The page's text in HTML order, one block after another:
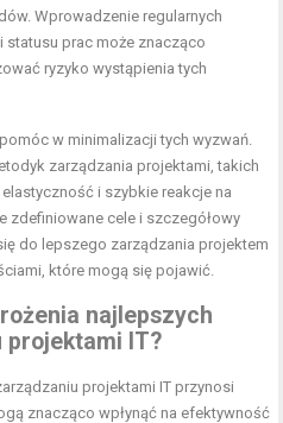
Wprowadzenie regularnych
statusu prac może znacząco
ryzyko wystąpienia tych
w minimalizacji tych wyzwań.
zarządzania projektami, takich
i szybkie reakcje na
zdefiniowane cele i szczegółowy
do lepszego zarządzania projektem
które mogą się pojawić.
najlepszych
projektami IT?
projektami IT przynosi
znacząco wpłynąć na efektywność